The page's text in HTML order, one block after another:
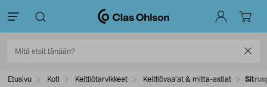
Etusivu Koti Keittiötarvikkeet Keittiövaa'at & mitta-astiat